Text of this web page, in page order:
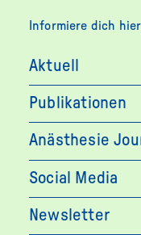
Informiere dich hier
Aktuell
Publikationen
Anästhesie
Social Media
Newsletter